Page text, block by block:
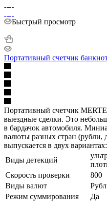
Быстрый просмотр
Портативный счетчик
Портативный счетчик
выездные сделки. Это
в бардачок автомобиля.
валюты разных стран (рубли,
выпускается в двух
Виды детекций
Скорость проверки
800
Виды валют
Режим суммирования
Да